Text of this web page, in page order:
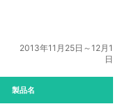
2013年11月25日～12月1
日
製品名